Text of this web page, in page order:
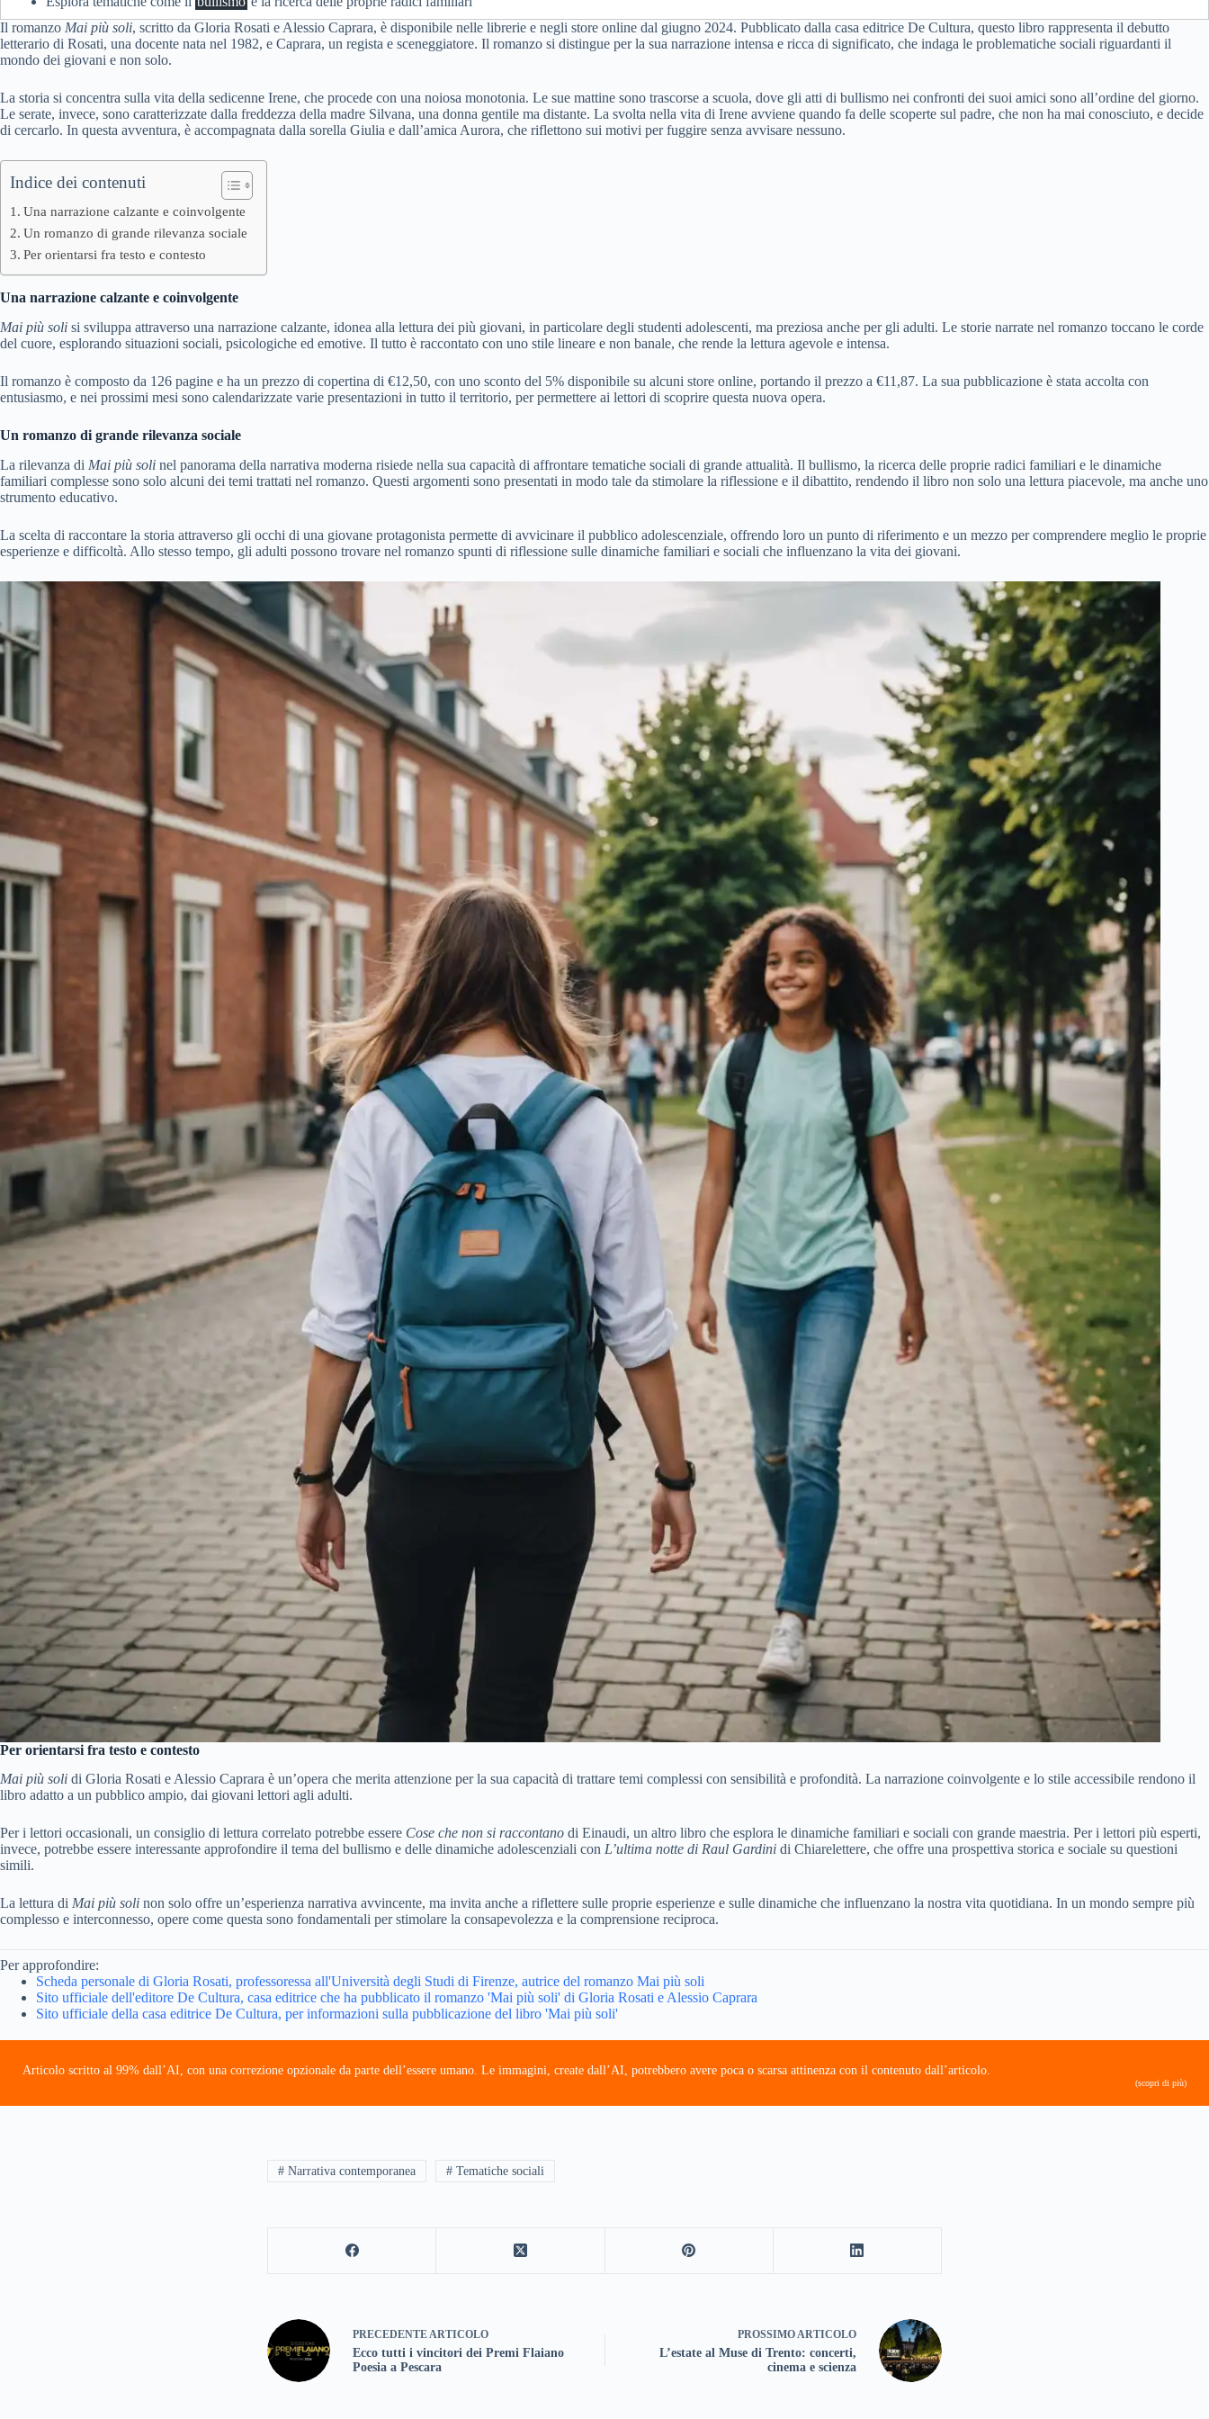
Il romanzo Mai più soli, scritto da Gloria Rosati e Alessio Caprara, è disponibile nelle librerie e negli store online dal giugno 2024. Pubblicato dalla casa editrice De Cultura, questo libro rappresenta il debutto
letterario di Rosati, una docente nata nel 1982, e Caprara, un regista e sceneggiatore. Il romanzo si distingue per la sua narrazione intensa e ricca di significato, che indaga le problematiche sociali riguardanti il
mondo dei giovani e non solo.
La storia si concentra sulla vita della sedicenne Irene, che procede con una noiosa monotonia. Le sue mattine sono trascorse a scuola, dove gli atti di bullismo nei confronti dei suoi amici sono all’ordine del giorno.
Le serate, invece, sono caratterizzate dalla freddezza della madre Silvana, una donna gentile ma distante. La svolta nella vita di Irene avviene quando fa delle scoperte sul padre, che non ha mai conosciuto, e decide
di cercarlo. In questa avventura, è accompagnata dalla sorella Giulia e dall’amica Aurora, che riflettono sui motivi per fuggire senza avvisare nessuno.
Indice dei contenuti
Una narrazione calzante e coinvolgente
Un romanzo di grande rilevanza sociale
Per orientarsi fra testo e contesto
Una narrazione calzante e coinvolgente
Mai più soli si sviluppa attraverso una narrazione calzante, idonea alla lettura dei più giovani, in particolare degli studenti adolescenti, ma preziosa anche per gli adulti. Le storie narrate nel romanzo toccano le corde
del cuore, esplorando situazioni sociali, psicologiche ed emotive. Il tutto è raccontato con uno stile lineare e non banale, che rende la lettura agevole e intensa.
Il romanzo è composto da 126 pagine e ha un prezzo di copertina di €12,50, con uno sconto del 5% disponibile su alcuni store online, portando il prezzo a €11,87. La sua pubblicazione è stata accolta con
entusiasmo, e nei prossimi mesi sono calendarizzate varie presentazioni in tutto il territorio, per permettere ai lettori di scoprire questa nuova opera.
Un romanzo di grande rilevanza sociale
La rilevanza di Mai più soli nel panorama della narrativa moderna risiede nella sua capacità di affrontare tematiche sociali di grande attualità. Il bullismo, la ricerca delle proprie radici familiari e le dinamiche
familiari complesse sono solo alcuni dei temi trattati nel romanzo. Questi argomenti sono presentati in modo tale da stimolare la riflessione e il dibattito, rendendo il libro non solo una lettura piacevole, ma anche uno
strumento educativo.
La scelta di raccontare la storia attraverso gli occhi di una giovane protagonista permette di avvicinare il pubblico adolescenziale, offrendo loro un punto di riferimento e un mezzo per comprendere meglio le proprie
esperienze e difficoltà. Allo stesso tempo, gli adulti possono trovare nel romanzo spunti di riflessione sulle dinamiche familiari e sociali che influenzano la vita dei giovani.
Per orientarsi fra testo e contesto
Mai più soli di Gloria Rosati e Alessio Caprara è un’opera che merita attenzione per la sua capacità di trattare temi complessi con sensibilità e profondità. La narrazione coinvolgente e lo stile accessibile rendono il
libro adatto a un pubblico ampio, dai giovani lettori agli adulti.
Per i lettori occasionali, un consiglio di lettura correlato potrebbe essere Cose che non si raccontano di Einaudi, un altro libro che esplora le dinamiche familiari e sociali con grande maestria. Per i lettori più esperti,
invece, potrebbe essere interessante approfondire il tema del bullismo e delle dinamiche adolescenziali con L’ultima notte di Raul Gardini di Chiarelettere, che offre una prospettiva storica e sociale su questioni
simili.
La lettura di Mai più soli non solo offre un’esperienza narrativa avvincente, ma invita anche a riflettere sulle proprie esperienze e sulle dinamiche che influenzano la nostra vita quotidiana. In un mondo sempre più
complesso e interconnesso, opere come questa sono fondamentali per stimolare la consapevolezza e la comprensione reciproca.
Per approfondire:
Scheda personale di Gloria Rosati, professoressa all'Università degli Studi di Firenze, autrice del romanzo Mai più soli
Sito ufficiale dell'editore De Cultura, casa editrice che ha pubblicato il romanzo 'Mai più soli' di Gloria Rosati e Alessio Caprara
Sito ufficiale della casa editrice De Cultura, per informazioni sulla pubblicazione del libro 'Mai più soli'
Articolo scritto al 99% dall’AI, con una correzione opzionale da parte dell’essere umano. Le immagini, create dall’AI, potrebbero avere poca o scarsa attinenza con il contenuto dall’articolo.
(scopri di più)
# Narrativa contemporanea # Tematiche sociali
PRECEDENTEARTICOLO
Ecco tutti i vincitori dei Premi Flaiano
Poesia a Pescara
PROSSIMOARTICOLO
L’estate al Muse di Trento: concerti,
cinema e scienza